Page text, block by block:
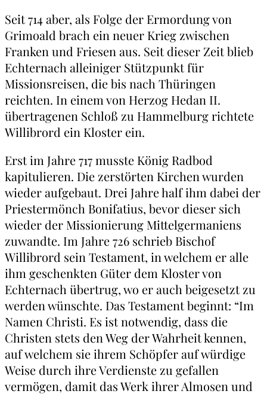
Seit 714 aber, als Folge der Ermordung von
Grimoald brach ein neuer Krieg zwischen
Franken und Friesen aus. Seit dieser Zeit blieb
Echternach alleiniger Stützpunkt für
Missionsreisen, die bis nach Thüringen
reichten. In einem von Herzog Hedan II.
übertragenen Schloß zu Hammelburg richtete
Willibrord ein Kloster ein.
Erst im Jahre 717 musste König Radbod
kapitulieren. Die zerstörten Kirchen wurden
wieder aufgebaut. Drei Jahre half ihm dabei der
Priestermönch Bonifatius, bevor dieser sich
wieder der Missionierung Mittelgermaniens
zuwandte. Im Jahre 726 schrieb Bischof
Willibrord sein Testament, in welchem er alle
ihm geschenkten Güter dem Kloster von
Echternach übertrug, wo er auch beigesetzt zu
werden wünschte. Das Testament beginnt: “Im
Namen Christi. Es ist notwendig, dass die
Christen stets den Weg der Wahrheit kennen,
auf welchem sie ihrem Schöpfer auf würdige
Weise durch ihre Verdienste zu gefallen
vermögen, damit das Werk ihrer Almosen und